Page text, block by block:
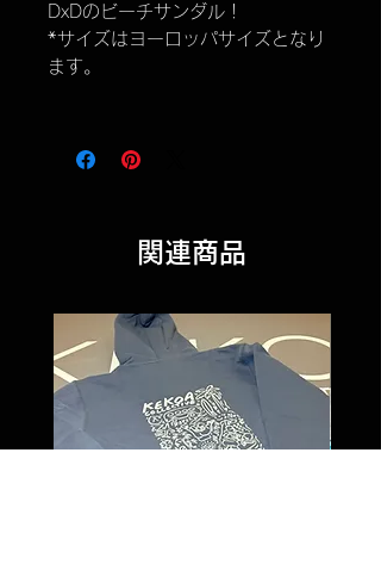
DxDのビーチサンダル！
*サイズはヨーロッパサイズとなり
ます。
関連商品